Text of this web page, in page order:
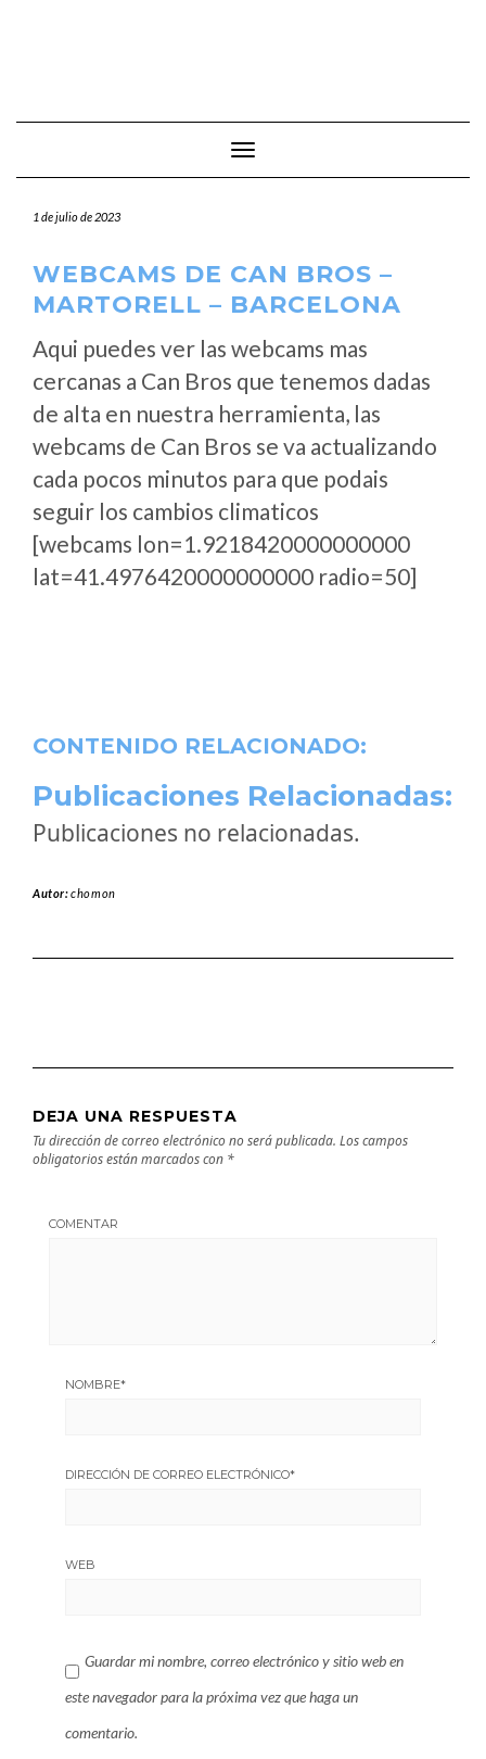
Cambiar modo de navegación
1 de julio de 2023
WEBCAMS DE CAN BROS –
MARTORELL – BARCELONA
Aqui puedes ver las webcams mas
cercanas a Can Bros que tenemos dadas
de alta en nuestra herramienta, las
webcams de Can Bros se va actualizando
cada pocos minutos para que podais
seguir los cambios climaticos
[webcams lon=1.9218420000000000
lat=41.4976420000000000 radio=50]
CONTENIDO RELACIONADO:
Publicaciones Relacionadas:
Publicaciones no relacionadas.
Autor:chomon
DEJA UNA RESPUESTA
Tu dirección de correo electrónico no será publicada. Los campos
obligatorios están marcados con *
COMENTAR
NOMBRE*
DIRECCIÓN DE CORREO ELECTRÓNICO*
WEB
Guardar mi nombre, correo electrónico y sitio web en
este navegador para la próxima vez que haga un
comentario.